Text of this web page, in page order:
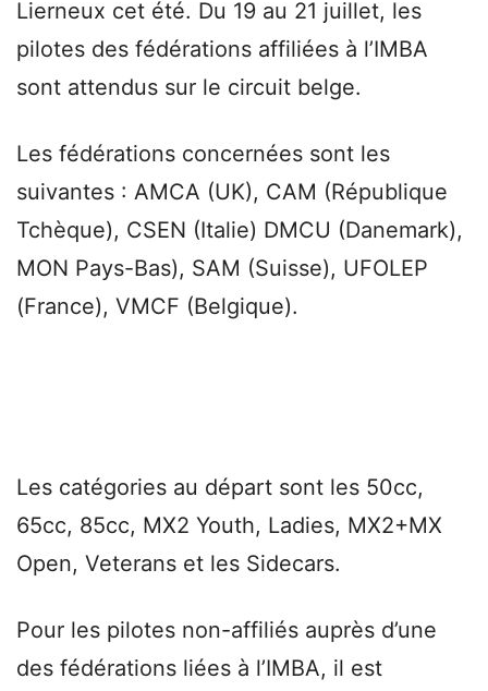
Lierneux cet été. Du 19 au 21 juillet, les
pilotes des fédérations affiliées à l’IMBA
sont attendus sur le circuit belge.
Les fédérations concernées sont les
suivantes : AMCA (UK), CAM (République
Tchèque), CSEN (Italie) DMCU (Danemark),
MON Pays-Bas), SAM (Suisse), UFOLEP
(France), VMCF (Belgique).
Les catégories au départ sont les 50cc,
65cc, 85cc, MX2 Youth, Ladies, MX2+MX
Open, Veterans et les Sidecars.
Pour les pilotes non-affiliés auprès d’une
des fédérations liées à l’IMBA, il est